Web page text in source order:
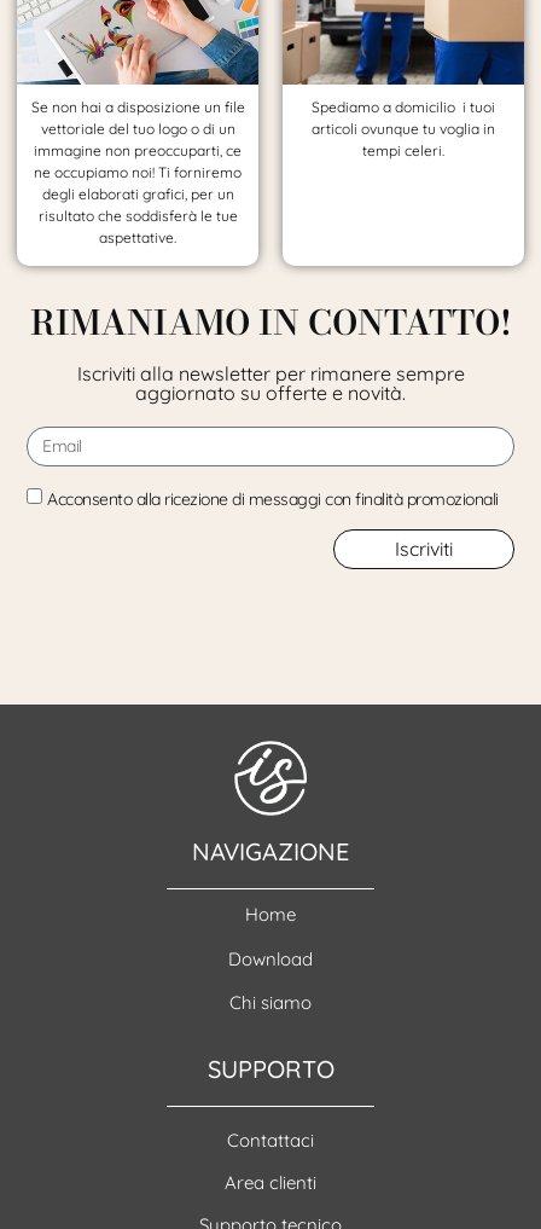
Se non hai a disposizione un file
vettoriale del tuo logo o di un
immagine non preoccuparti, ce
ne occupiamo noi! Ti forniremo
degli elaborati grafici, per un
risultato che soddisferà le tue
aspettative.
Spediamo a domicilio i tuoi
articoli ovunque tu voglia in
tempi celeri.
RIMANIAMO IN CONTATTO!
Iscriviti alla newsletter per rimanere sempre
aggiornato su offerte e novità.
Acconsento alla ricezione di messaggi con finalità promozionali
Iscriviti
NAVIGAZIONE
Home
Download
Chi siamo
SUPPORTO
Contattaci
Area clienti